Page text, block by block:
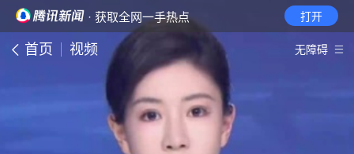
· 获取全网一手热点 打开
首页 视频 无障碍